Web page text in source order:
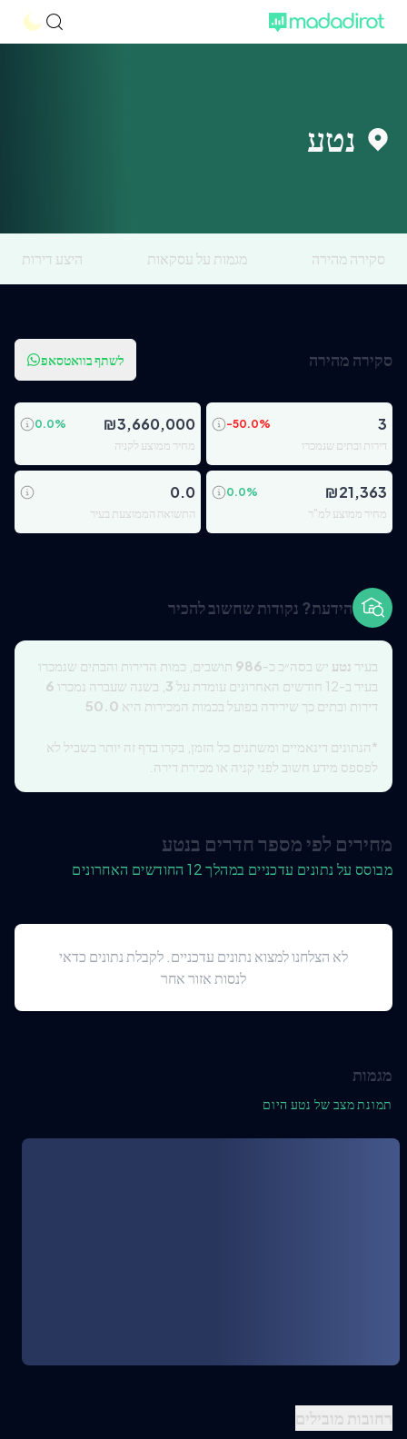
נטע
סקירה מהירה מגמות על עסקאות היצע דירות
סקירה מהירה לשתף בוואטסאפ
3
-50.0%
דירות ובתים שנמכרו
₪3,660,000
0.0%
מחיר ממוצע לקניה
₪21,363
0.0%
מחיר ממוצע למ"ר
0.0
התשואה הממוצעת בעיר
הידעת? נקודות שחשוב להכיר
בעיר נטע יש בסה״כ כ-986 תושבים, כמות הדירות והבתים שנמכרו
בעיר ב-12 חודשים האחרונים עומדת על
3 , בשנה שעברה נמכרו 6
דירות ובתים כך שירידה בפועל בכמות המכירות היא 50.0
*הנתונים דינאמיים ומשתנים כל הזמן, בקרו בדף זה יותר בשביל לא
לפספס מידע חשוב לפני קניה או מכירת דירה.
מחירים לפי מספר חדרים בנטע
מבוסס על נתונים עדכניים במהלך 12 החודשים האחרונים
לא הצלחנו למצוא נתונים עדכניים. לקבלת נתונים כדאי
לנסות אזור אחר
מגמות
תמונת מצב של נטע היום
רחובות מובילים